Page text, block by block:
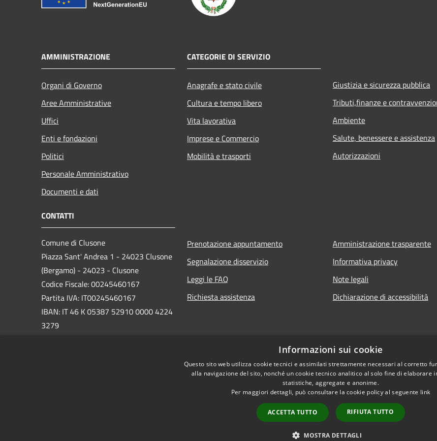
AMMINISTRAZIONE
Organi di Governo
Aree Amministrative
Uffici
Enti e fondazioni
Politici
Personale Amministrativo
Documenti e dati
CATEGORIE DI SERVIZIO
Anagrafe e stato civile
Cultura e tempo libero
Vita lavorativa
Imprese e Commercio
Mobilità e trasporti
Giustizia e sicurezza pubblica
Tributi,finanze e
Ambiente
Salute, benessere e assistenza
Autorizzazioni
CONTATTI
Comune di Clusone
Piazza Sant' Andrea 1 - 24023 Clusone
(Bergamo) - 24023 - Clusone
Codice Fiscale: 00245460167
Partita IVA: IT00245460167
IBAN: IT 46 K 05387 52910 0000 4224
3279
Prenotazione appuntamento
Segnalazione disservizio
Leggi le FAQ
Richiesta assistenza
Amministrazione trasparente
Informativa privacy
Note legali
Dichiarazione di accessibilità
Copyright © 2026 • Comune
Informazioni sui cookie
Questo sito web utilizza cookie tecnici e assimilati strettamente necessari al corretto
alla navigazione del sito, nonché un cookie tecnico analitico al solo fine di elaborare
statistiche, aggregate e anonime.
Per maggiori dettagli, può consultare la cookie policy al seguente link
ACCETTA TUTTO RIFIUTA TUTTO
MOSTRA DETTAGLI